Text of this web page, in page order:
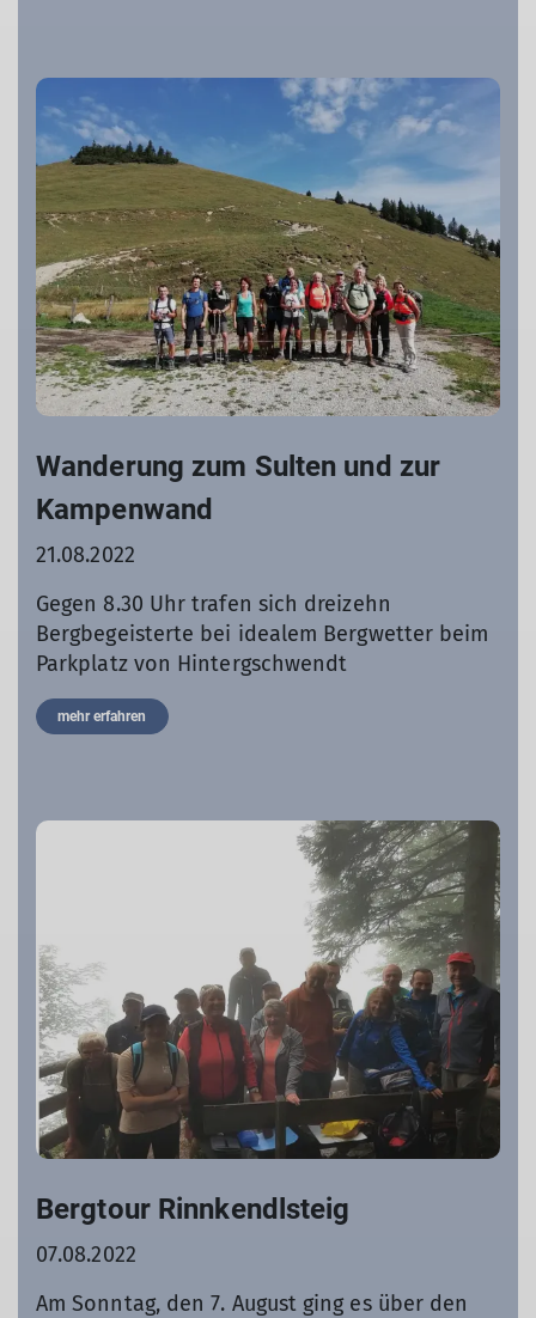
Wanderung zum Sulten und zur
Kampenwand
21.08.2022
Gegen 8.30 Uhr trafen sich dreizehn
Bergbegeisterte bei idealem Bergwetter beim
Parkplatz von Hintergschwendt
mehr erfahren
Bergtour Rinnkendlsteig
07.08.2022
Am Sonntag, den 7. August ging es über den